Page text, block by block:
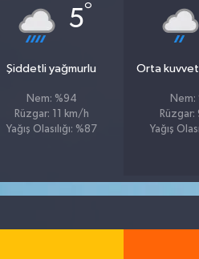
5°
Şiddetli yağmurlu
Nem: %94
Rüzgar: 11 km/h
Yağış Olasılığı: %87
Orta
Nem:
Yağış